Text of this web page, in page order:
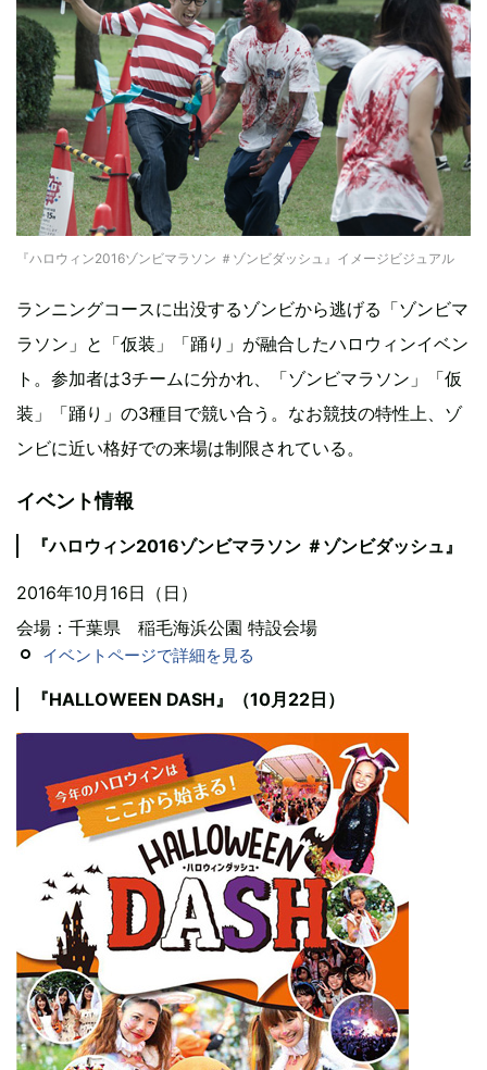
『ハロウィン2016ゾンビマラソン ＃ゾンビダッシュ』イメージビジュアル
ランニングコースに出没するゾンビから逃げる「ゾンビマ
ラソン」と「仮装」「踊り」が融合したハロウィンイベン
ト。参加者は3チームに分かれ、「ゾンビマラソン」「仮
装」「踊り」の3種目で競い合う。なお競技の特性上、ゾ
ンビに近い格好での来場は制限されている。
イベント情報
『ハロウィン2016ゾンビマラソン ＃ゾンビダッシュ』
2016年10月16日（日）
会場：千葉県 稲毛海浜公園 特設会場
イベントページで詳細を見る
『HALLOWEEN DASH』（10月22日）